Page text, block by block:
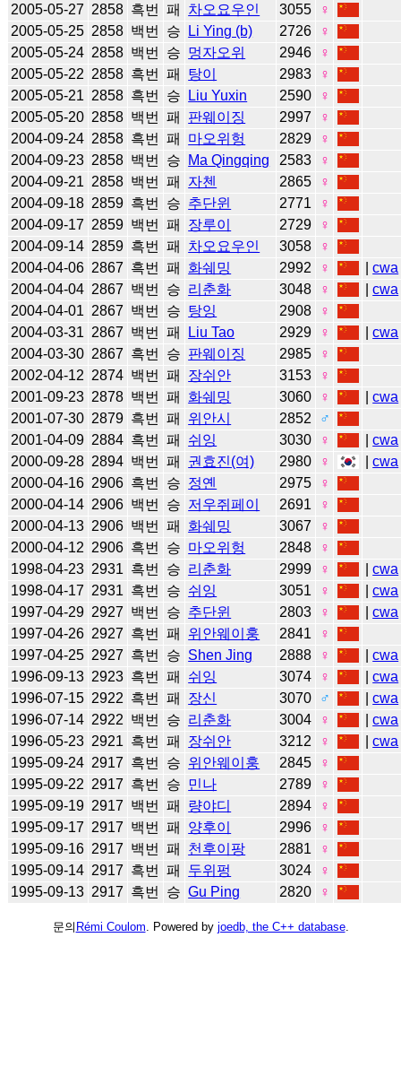
2005-05-27 2858 흑번 패 차오요우인 3055
♀
2005-05-25 2858 백번 승 Li Ying (b) 2726
♀
2005-05-24 2858 백번 승 멍자오위 2946
♀
2005-05-22 2858 흑번 패 탕이 2983
♀
2005-05-21 2858 흑번 승 Liu Yuxin 2590
♀
2005-05-20 2858 백번 패 판웨이징 2997
♀
2004-09-24 2858 흑번 패 마오위헝 2829
♀
2004-09-23 2858 백번 승 Ma Qingqing 2583
♀
2004-09-21 2858 백번 패 자첸 2865
♀
2004-09-18 2859 흑번 승 추단윈 2771
♀
2004-09-17 2859 백번 패 장루이 2729
♀
2004-09-14 2859 흑번 패 차오요우인 3058
♀
2004-04-06 2867 흑번 패 화쉐밍 2992 ♀ |cwa
2004-04-04 2867 백번 승 리춘화 3048 ♀ |cwa
2004-04-01 2867 백번 승 탕잉 2908
♀
2004-03-31 2867 백번 패 Liu Tao 2929 ♀ |cwa
2004-03-30 2867 흑번 승 판웨이징 2985
♀
2002-04-12 2874 백번 패 장쉬안 3153
♀
2001-09-23 2878 백번 패 화쉐밍 3060 ♀ |cwa
2001-07-30 2879 흑번 패 위안시 2852
♂
2001-04-09 2884 흑번 패 쉬잉 3030 ♀ |cwa
2000-09-28 2894 백번 패 권효진(여) 2980 ♀ |cwa
2000-04-16 2906 흑번 승 정옌 2975
♀
2000-04-14 2906 백번 승 저우쥐페이 2691
♀
2000-04-13 2906 백번 패 화쉐밍 3067
♀
2000-04-12 2906 흑번 승 마오위헝 2848
♀
1998-04-23 2931 흑번 승 리춘화 2999 ♀ |cwa
1998-04-17 2931 흑번 승 쉬잉 3051 ♀ |cwa
1997-04-29 2927 백번 승 추단윈 2803 ♀ |cwa
1997-04-26 2927 흑번 패 위안웨이훙 2841
♀
1997-04-25 2927 흑번 승 Shen Jing 2888 ♀ |cwa
1996-09-13 2923 흑번 패 쉬잉 3074 ♀ |cwa
1996-07-15 2922 흑번 패 장신 3070 ♂ |cwa
1996-07-14 2922 백번 승 리춘화 3004 ♀ |cwa
1996-05-23 2921 흑번 패 장쉬안 3212 ♀ |cwa
1995-09-24 2917 흑번 승 위안웨이훙 2845
♀
1995-09-22 2917 흑번 승 민나 2789
♀
1995-09-19 2917 백번 패 량야디 2894
♀
1995-09-17 2917 백번 패 양후이 2996
♀
1995-09-16 2917 백번 패 천후이팡 2881
♀
1995-09-14 2917 흑번 패 두위펑 3024
♀
1995-09-13 2917 흑번 승 Gu Ping 2820 ♀
문의 Rémi Coulom . Powered by joedb, the C++ database.